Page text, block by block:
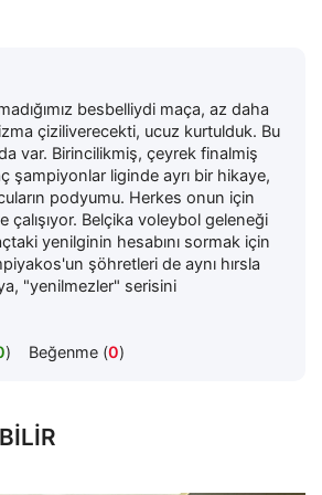
besbelliydi maça, az daha
çiziliverecekti, ucuz kurtulduk. Bu
var. Birincilikmiş, çeyrek finalmiş
şampiyonlar liginde ayrı bir hikaye,
podyumu. Herkes onun için
çalışıyor. Belçika voleybol geleneği
yenilginin hesabını sormak için
şöhretleri de aynı hırsla
"yenilmezler" serisini
) Beğenme (0)